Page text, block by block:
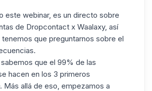
este webinar, es un directo sobre
de Dropcontact x Waalaxy, así
que preguntarnos sobre el
sabemos que el 99% de las
hacen en los 3 primeros
Más allá de eso, empezamos a